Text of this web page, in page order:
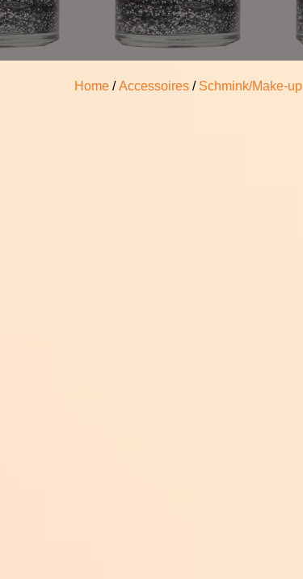
Home /Accessoires / Schmink/Make-up